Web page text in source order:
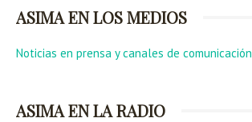
ASIMA EN LOS MEDIOS
Noticias en prensa y canales de comunicación
ASIMA EN LA RADIO